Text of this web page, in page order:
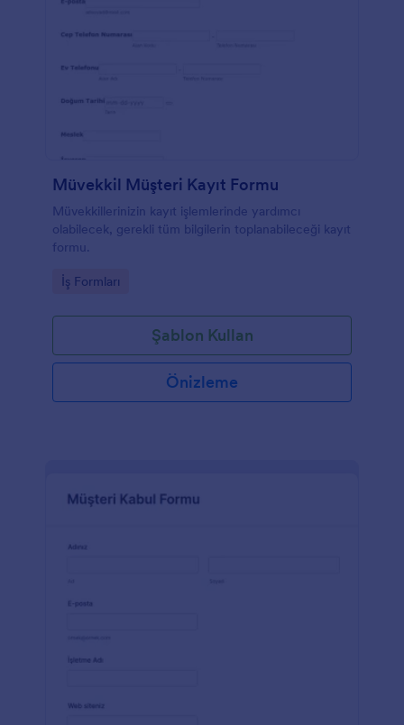
Müvekkil Müşteri Kayıt Formu
Müvekkillerinizin kayıt işlemlerinde yardımcı
olabilecek, gerekli tüm bilgilerin toplanabileceği kayıt
formu.
Go to Category:
İş Formları
Şablon Kullan
Önizleme